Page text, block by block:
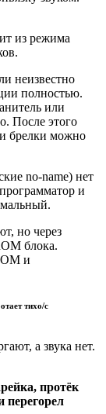
из режима
неизвестно
полностью.
или
После этого
брелки можно
no-name) нет
и
но через
блока.
и
тихо/с
а звука нет.
протёк
перегорел